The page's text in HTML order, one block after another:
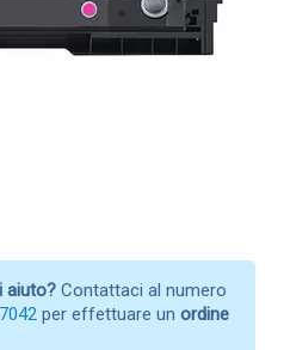
aiuto? Contattaci al numero
per effettuare un ordine